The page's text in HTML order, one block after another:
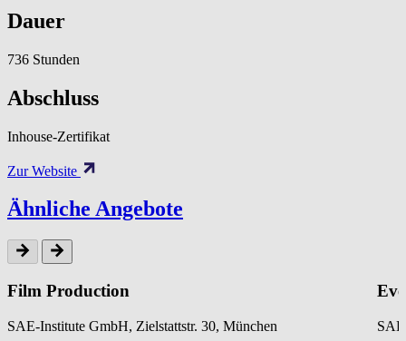
Dauer
736 Stunden
Abschluss
Inhouse-Zertifikat
Zur Website
Ähnliche Angebote
Film Production
SAE-Institute GmbH, Zielstattstr. 30, München